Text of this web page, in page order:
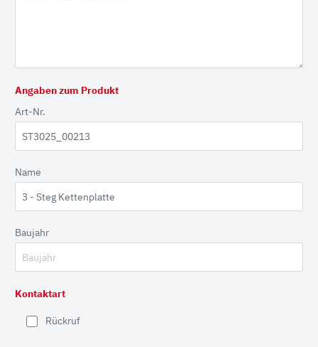
Angaben zum Produkt
Art-Nr.
Name
Baujahr
Kontaktart
Rückruf